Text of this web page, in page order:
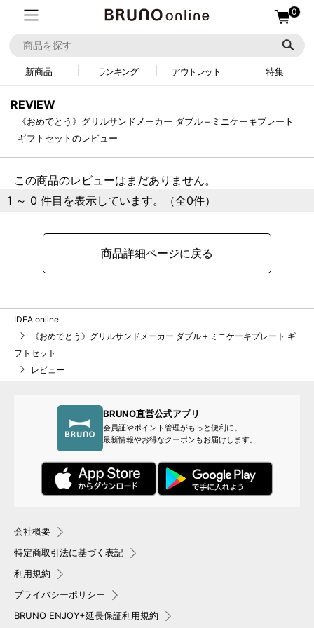
0
新商品 ランキング アウトレット 特集
REVIEW
《おめでとう》グリルサンドメーカー ダブル＋ミニケーキプレート
ギフトセットのレビュー
この商品のレビューはまだありません。
1 ～ 0 件目を表示しています。（全0件）
商品詳細ページに戻る
IDEA online
《おめでとう》グリルサンドメーカー ダブル＋ミニケーキプレート ギ
フトセット
レビュー
BRUNO直営公式アプリ
会員証やポイント管理がもっと便利に。
最新情報やお得なクーポンもお届けします。
会社概要
特定商取引法に基づく表記
利用規約
プライバシーポリシー
BRUNO ENJOY+延長保証利用規約